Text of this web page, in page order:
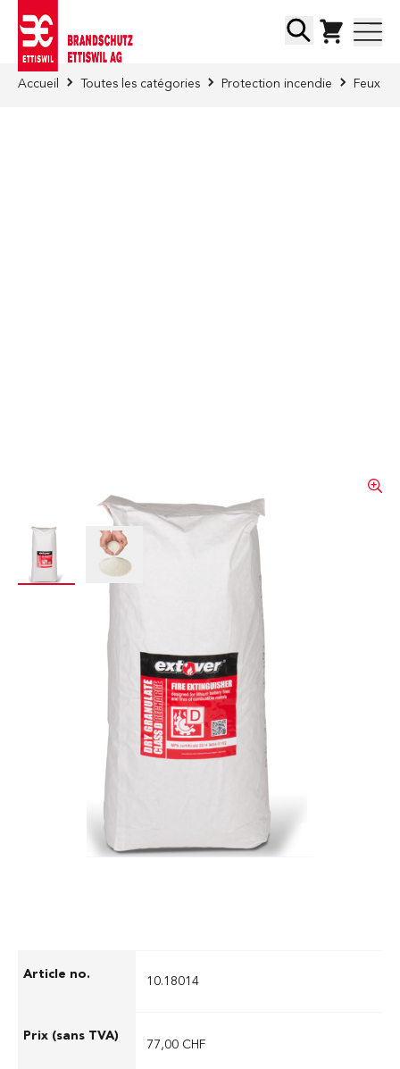
Chercher
Accueil Toutes les catégories Protection incendie Feux
View larger imageView larger image
Agent d'extinction
Extover® Pure, sac 12,5 kg
Extover® - Le moyen d’extinction minéral
batteries au lithium, de métaux et de
10.18014
77,00 CHF